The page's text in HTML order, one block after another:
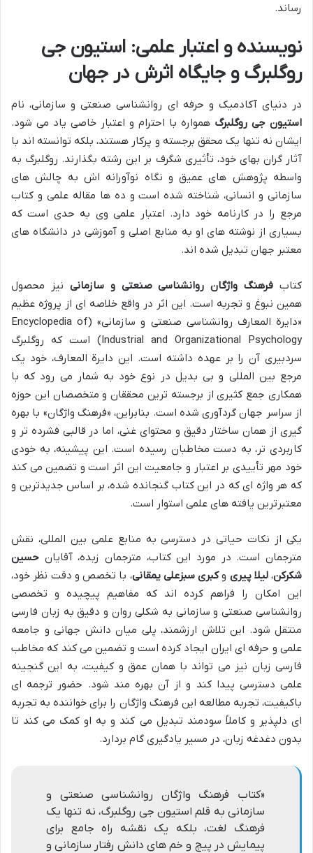
رساند.
نویسنده و اعتبار علمی: استیون جی
روگلبرگ و جایگاه اثرش در جهان
در دنیای آکادمیک و حرفه ای روانشناسی صنعتی و سازمانی، نام
استیون جی روگلبرگ همواره با احترام و اعتبار خاصی یاد می شود.
ایشان نه تنها یک محقق برجسته و پرکار هستند، بلکه توانسته اند با
آثار گران بهای خود، تأثیری شگرف بر این رشته بگذارند. روگلبرگ به
واسطه پژوهش های عمیق و نگاه نوآورانه اش به چالش های
سازمانی و انسانی، شناخته شده است و ده ها مقاله علمی و کتاب
مرجع را در کارنامه خود دارد. اعتبار علمی وی به حدی است که
بسیاری از نوشته های او به منابع اصلی و آموزشی در دانشگاه های
معتبر جهان تبدیل شده اند.
کتاب فرهنگ واژگان روانشناسی صنعتی و سازمانی نیز محصول
همین نبوغ و تجربه است. این اثر در واقع خلاصه ای از پروژه عظیم
«دایرة المعارف روانشناسی صنعتی و سازمانی» (Encyclopedia of
Industrial and Organizational Psychology) است که روگلبرگ
سردبیری آن را بر عهده داشته است. این دایرة المعارف، خود یک
مرجع بین المللی و بی بدیل در نوع خود به شمار می رود که با
همکاری جمع کثیری از برجسته ترین محققان و متخصصان این حوزه
از سراسر جهان گردآوری شده است. بنابراین، «فرهنگ واژگان» با بهره
گیری از همان ساختار دقیق و محتوای غنی، اما در قالبی فشرده تر و
کاربردی تر، به دست مخاطبان رسیده است. این پیشینه، به خودی
خود مهر تأییدی بر اعتبار و جامعیت این اثر است و تضمین می کند
که هر واژه ای که در این کتاب گنجانده شده، بر اساس جدیدترین و
معتبرترین یافته های علمی استوار است.
یکی از نکات حیاتی در دسترسی به منابع علمی بین المللی، نقش
مترجمان است. در مورد این کتاب، مترجمان زبده، آقایان حسین
شکرکن،لیلا پیری وکبری سبزعلی یمقانی، با تخصص و دقت نظر خود،
این امکان را فراهم کرده اند که مفاهیم پیچیده و تخصصی
روانشناسی صنعتی و سازمانی به شکلی روان و دقیق به زبان فارسی
منتقل شود. این تلاش ارزشمند، پلی میان دانش جهانی و جامعه
علمی و حرفه ای ایران ایجاد کرده است و تضمین می کند که مخاطب
فارسی زبان نیز می تواند با همان عمق و کیفیت، به این گنجینه
علمی دسترسی پیدا کند و از آن بهره مند شود. حضور ترجمه ای
باکیفیت، تجربه مطالعه این فرهنگ واژگان را برای خواننده به تجربه
ای دلپذیر و کاملاً سودمند تبدیل می کند و به او کمک می کند تا
بدون دغدغه زبان، در مسیر یادگیری گام بردارد.
«کتاب فرهنگ واژگان روانشناسی صنعتی و
سازمانی به قلم استیون جی روگلبرگ، نه تنها یک
فرهنگ لغت، بلکه یک نقشه راه جامع برای
پیمایش در پیچ و خم های دانش رفتار سازمانی و